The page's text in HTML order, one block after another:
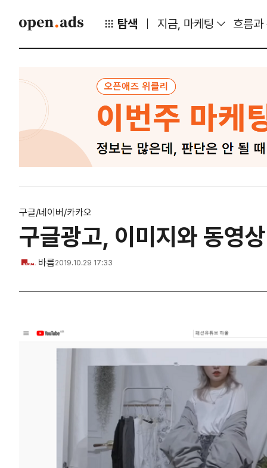
탐색 지금, 마케팅 흐름과
구글/네이버/카카오
구글광고, 이미지와 동영
바름2019.10.29 17:33